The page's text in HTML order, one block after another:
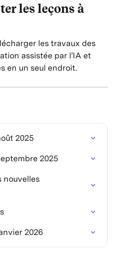
les leçons à
les travaux des
assistée par l'IA et
en un seul endroit.
2025
2025
nouvelles
2026